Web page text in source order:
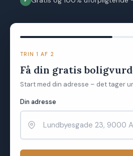
TRIN 1 AF 2
Få din gratis
Start med din adresse – det tager
Din adresse